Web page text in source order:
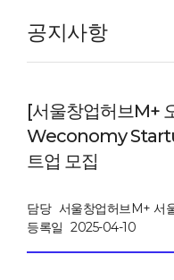
공지사항
[서울창업허브M+
Weconomy
트업 모집
담당 서울창업허브M+ 서
등록일 2025-04-10